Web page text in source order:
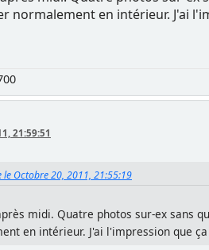
normalement en intérieur. J'ai
21:59:51
le Octobre 20, 2011, 21:55:19
midi. Quatre photos sur-ex sans
en intérieur. J'ai l'impression que